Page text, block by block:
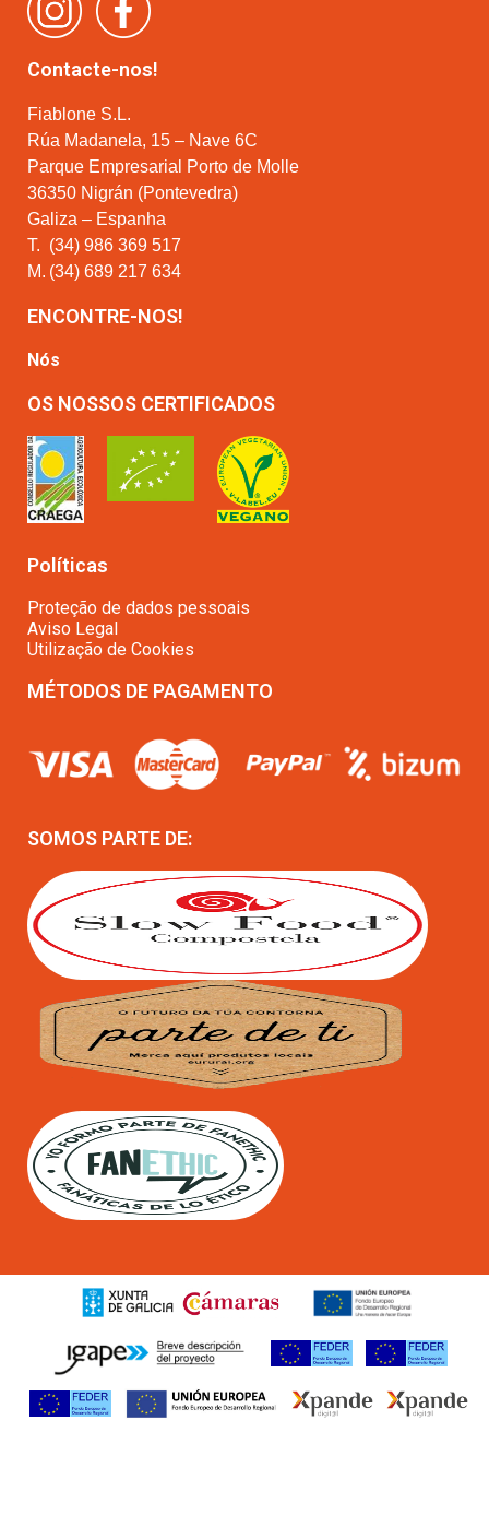
Contacte-nos!
Fiablone S.L.
Rúa Madanela, 15 – Nave 6C
Parque Empresarial Porto de Molle
36350 Nigrán (Pontevedra)
Galiza – Espanha
T. (34) 986 369 517
M. (34) 689 217 634
ENCONTRE-NOS!
Nós
OS NOSSOS CERTIFICADOS
Políticas
Proteção de dados pessoais
Aviso Legal
Utilização de Cookies
MÉTODOS DE PAGAMENTO
SOMOS PARTE DE: